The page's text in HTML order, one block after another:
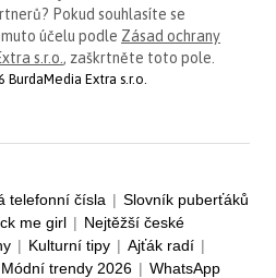
Pokud souhlasíte se
účelu podle Zásad ochrany
s.r.o. , zaškrtněte toto pole.
Extra s.r.o.
telefonní čísla | Slovník puberťáků
me girl | Nejtěžší české
| Kulturní tipy | Ajťák radí |
Módní trendy 2026 | WhatsApp